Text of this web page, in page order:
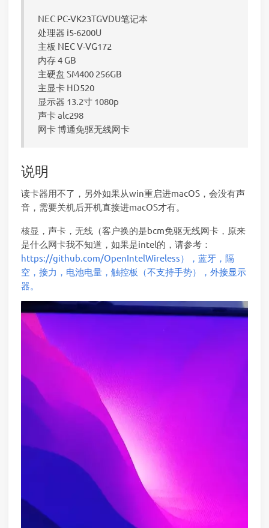
NEC PC-VK23TGVDU笔记本
处理器 i5-6200U
主板 NEC V-VG172
内存 4 GB
主硬盘 SM400 256GB
主显卡 HD520
显示器 13.2寸 1080p
声卡 alc298
网卡 博通免驱无线网卡
说明
读卡器用不了，另外如果从win重启进macOS，会没有声
音，需要关机后开机直接进macOS才有。
核显，声卡，无线（客户换的是bcm免驱无线网卡，原来
是什么网卡我不知道，如果是intel的，请参考：
https://github.com/OpenIntelWireless），蓝牙，隔
空，接力，电池电量，触控板（不支持手势），外接显示
器。